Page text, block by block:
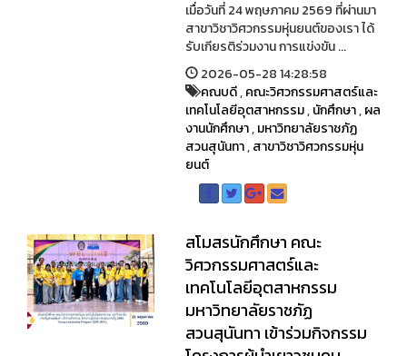
เมื่อวันที่ 24 พฤษภาคม 2569 ที่ผ่านมา
สาขาวิชาวิศวกรรมหุ่นยนต์ของเรา ได้
รับเกียรติร่วมงาน การแข่งขัน ...
2026-05-28 14:28:58
คณบดี,คณะวิศวกรรมศาสตร์และ
เทคโนโลยีอุตสาหกรรม,นักศึกษา,ผล
งานนักศึกษา,มหาวิทยาลัยราชภัฏ
สวนสุนันทา,สาขาวิชาวิศวกรรมหุ่น
ยนต์
สโมสรนักศึกษา คณะ
วิศวกรรมศาสตร์และ
เทคโนโลยีอุตสาหกรรม
มหาวิทยาลัยราชภัฏ
สวนสุนันทา เข้าร่วมกิจกรรม